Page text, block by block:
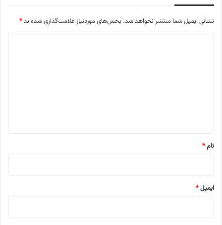
نشانی ایمیل شما منتشر نخواهد شد. بخش‌های موردنیاز علامت‌گذاری شده‌اند*
نام*
ایمیل*